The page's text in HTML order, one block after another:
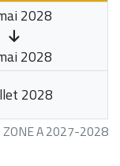
ZONE A 2027-2028
2028
2028
2028